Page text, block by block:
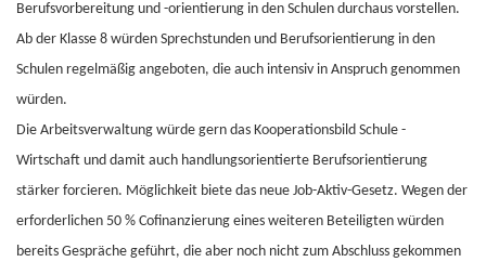
Berufsvorbereitung und -orientierung in den Schulen durchaus vorstellen.
Ab der Klasse 8 würden Sprechstunden und Berufsorientierung in den
Schulen regelmäßig angeboten, die auch intensiv in Anspruch genommen
würden.
Die Arbeitsverwaltung würde gern das Kooperationsbild Schule -
Wirtschaft und damit auch handlungsorientierte Berufsorientierung
stärker forcieren. Möglichkeit biete das neue Job-Aktiv-Gesetz. Wegen der
erforderlichen 50 % Cofinanzierung eines weiteren Beteiligten würden
bereits Gespräche geführt, die aber noch nicht zum Abschluss gekommen